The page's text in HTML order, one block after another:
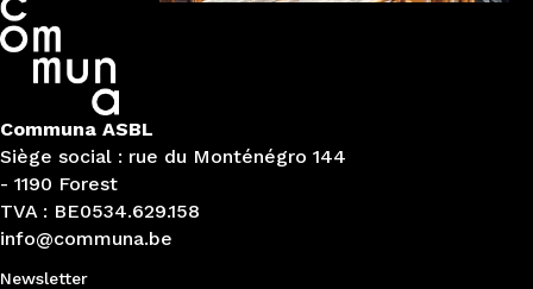
Communa ASBL
Siège social : rue du Monténégro 144
- 1190 Forest
TVA : BE0534.629.158
info@communa.be
Newsletter